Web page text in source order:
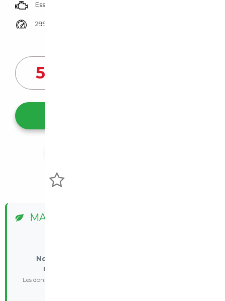
Essence
299 CH (220 kW)
55 000
MALUS ÉCOLOGIQUE
Nous ne pouvons effectuer le calcul par
manque d'information du revendeur
Les données nécessaires (CO₂, poids, date d'immatriculation) ne